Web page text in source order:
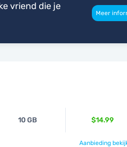
vriend die je
Meer
10 GB $14.99
Aanbieding